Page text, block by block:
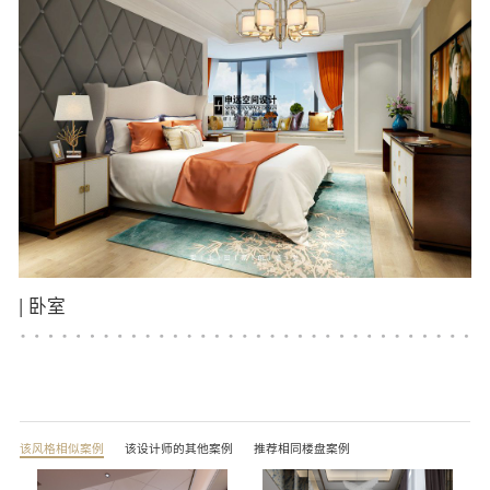
| 卧室
该风格相似案例 该设计师的其他案例 推荐相同楼盘案例